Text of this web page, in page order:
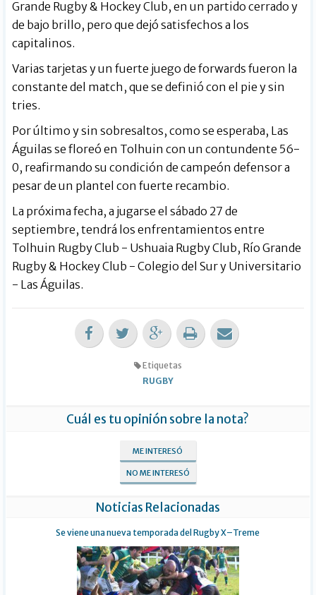
Grande Rugby & Hockey Club, en un partido cerrado y
de bajo brillo, pero que dejó satisfechos a los
capitalinos.
Varias tarjetas y un fuerte juego de forwards fueron la
constante del match, que se definió con el pie y sin
tries.
Por último y sin sobresaltos, como se esperaba, Las
Águilas se floreó en Tolhuin con un contundente 56-
0, reafirmando su condición de campeón defensor a
pesar de un plantel con fuerte recambio.
La próxima fecha, a jugarse el sábado 27 de
septiembre, tendrá los enfrentamientos entre
Tolhuin Rugby Club - Ushuaia Rugby Club, Río Grande
Rugby & Hockey Club - Colegio del Sur y Universitario
- Las Águilas.
Etiquetas
RUGBY
Cuál es tu opinión sobre la nota?
ME INTERESÓ
NO ME INTERESÓ
Noticias Relacionadas
Se viene una nueva temporada del Rugby X–Treme